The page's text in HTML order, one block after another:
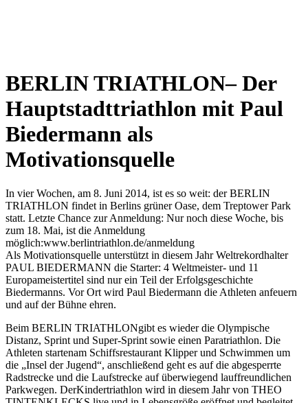
BERLIN TRIATHLON– Der
Hauptstadttriathlon mit Paul
Biedermann als
Motivationsquelle
In vier Wochen, am 8. Juni 2014, ist es so weit: der BERLIN
TRIATHLON findet in Berlins grüner Oase, dem Treptower Park
statt. Letzte Chance zur Anmeldung: Nur noch diese Woche, bis
zum 18. Mai, ist die Anmeldung
möglich:www.berlintriathlon.de/anmeldung
Als Motivationsquelle unterstützt in diesem Jahr Weltrekordhalter
PAUL BIEDERMANN die Starter: 4 Weltmeister- und 11
Europameistertitel sind nur ein Teil der Erfolgsgeschichte
Biedermanns. Vor Ort wird Paul Biedermann die Athleten anfeuern
und auf der Bühne ehren.
Beim BERLIN TRIATHLONgibt es wieder die Olympische
Distanz, Sprint und Super-Sprint sowie einen Paratriathlon. Die
Athleten startenam Schiffsrestaurant Klipper und Schwimmen um
die „Insel der Jugend“, anschließend geht es auf die abgesperrte
Radstrecke und die Laufstrecke auf überwiegend lauffreundlichen
Parkwegen. DerKindertriathlon wird in diesem Jahr von THEO